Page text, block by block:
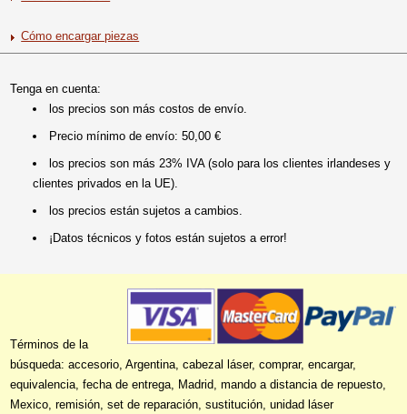
Cómo encargar piezas
Tenga en cuenta:
los precios son más costos de envío.
Precio mínimo de envío: 50,00 €
los precios son más 23% IVA (solo para los clientes irlandeses y
clientes privados en la UE).
los precios están sujetos a cambios.
¡Datos técnicos y fotos están sujetos a error!
Términos de la
búsqueda: accesorio, Argentina, cabezal láser, comprar, encargar,
equivalencia, fecha de entrega, Madrid, mando a distancia de repuesto,
Mexico, remisión, set de reparación, sustitución, unidad láser